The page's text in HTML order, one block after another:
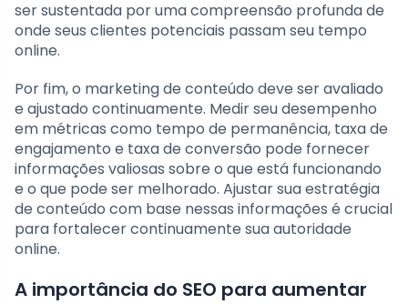
ser sustentada por uma compreensão profunda de
onde seus clientes potenciais passam seu tempo
online.
Por fim, o marketing de conteúdo deve ser avaliado
e ajustado continuamente. Medir seu desempenho
em métricas como tempo de permanência, taxa de
engajamento e taxa de conversão pode fornecer
informações valiosas sobre o que está funcionando
e o que pode ser melhorado. Ajustar sua estratégia
de conteúdo com base nessas informações é crucial
para fortalecer continuamente sua autoridade
online.
A importância do SEO para aumentar